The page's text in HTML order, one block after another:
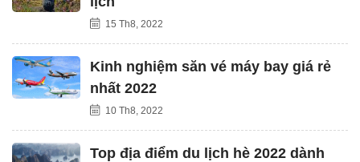
15 Th8, 2022
Kinh nghiệm săn vé máy bay giá rẻ
nhất 2022
10 Th8, 2022
Top địa điểm du lịch hè 2022 dành